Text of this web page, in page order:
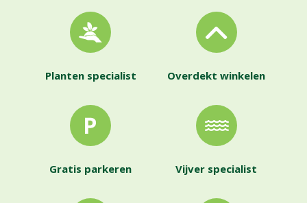
Planten specialist Overdekt winkelen
Gratis parkeren Vijver specialist